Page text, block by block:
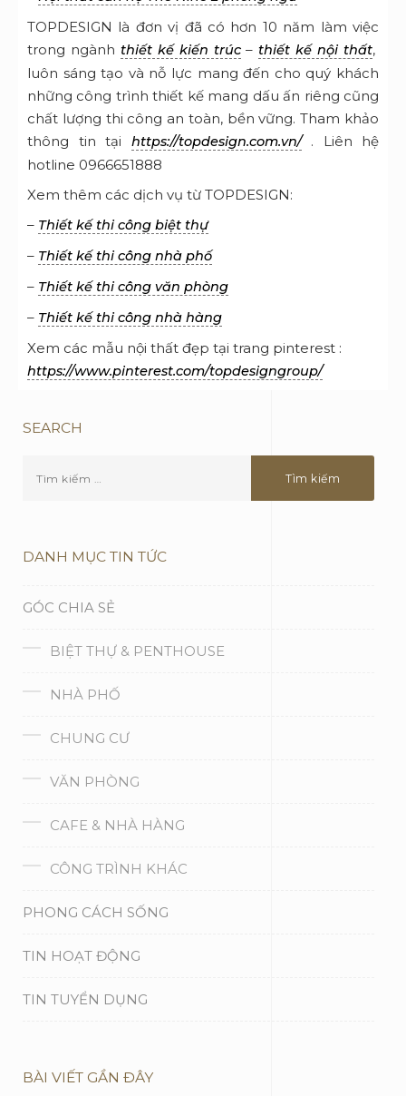
Xem thêm các dịch vụ từ TOPDESIGN:
–Thiết kế thi công biệt thự
–Thiết kế thi công nhà phố
–Thiết kế thi công văn phòng
–Thiết kế thi công nhà hàng
Xem các mẫu nội thất đẹp tại trang pinterest :
https://www.pinterest.com/topdesigngroup/
SEARCH
DANH MỤC TIN TỨC
GÓC CHIA SẺ
BIỆT THỰ & PENTHOUSE
CHUNG CƯ
VĂN PHÒNG
CAFE & NHÀ HÀNG
CÔNG TRÌNH KHÁC
PHONG CÁCH SỐNG
TIN HOẠT ĐỘNG
TIN TUYỂN DỤNG
BÀI VIẾT GẦN ĐÂY
Nguyên lý và ý tưởng thiết kế nội thất thư viện độc
Tổng hợp các mẫu thiết kế nội thất nhà phố đẹp